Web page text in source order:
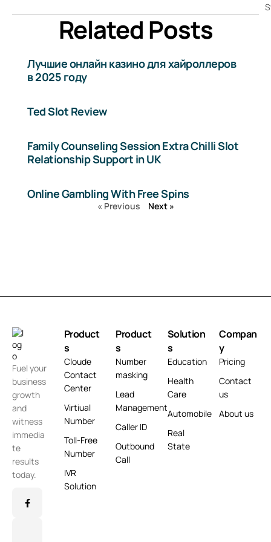
Related Posts
Лучшие онлайн казино для хайроллеров
в 2025 году
Ted Slot Review
Family Counseling Session Extra Chilli Slot
Relationship Support in UK
Online Gambling With Free Spins
« Previous Next »
Fuel your
business
growth
and
witness
immedia
te
results
today.
Product
s
Cloude
Contact
Center
Virtiual
Number
Toll-Free
Number
IVR
Solution
Product
s
Number
masking
Lead
Management
Caller ID
Outbound
Call
Solution
s
Education
Health
Care
Automobile
Real
State
Compan
y
Pricing
Contact
us
About us